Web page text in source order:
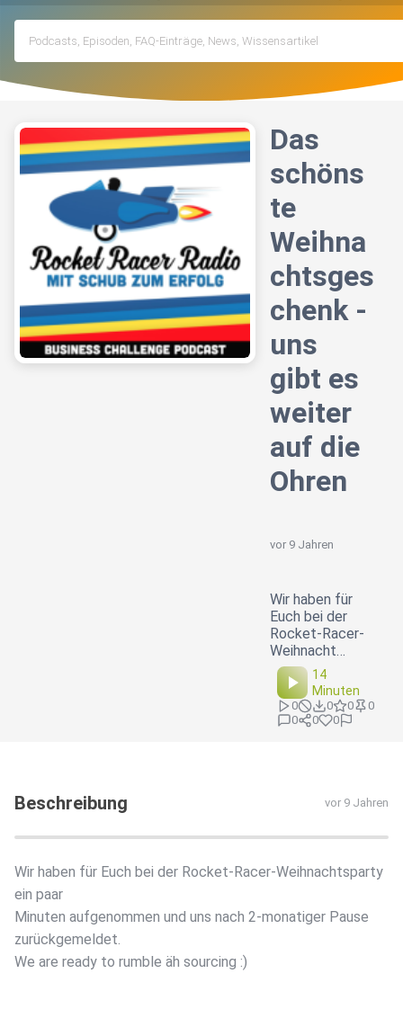
Das
schöns
te
Weihna
chtsges
chenk -
uns
gibt es
weiter
auf die
Ohren
vor 9 Jahren
Wir haben für
Euch bei der
Rocket-Racer-
Weihnacht…
14
Minuten
0 0 0
0
0
0 0
Beschreibung vor 9 Jahren
Wir haben für Euch bei der Rocket-Racer-Weihnachtsparty
ein paar
Minuten aufgenommen und uns nach 2-monatiger Pause
zurückgemeldet.
We are ready to rumble äh sourcing :)